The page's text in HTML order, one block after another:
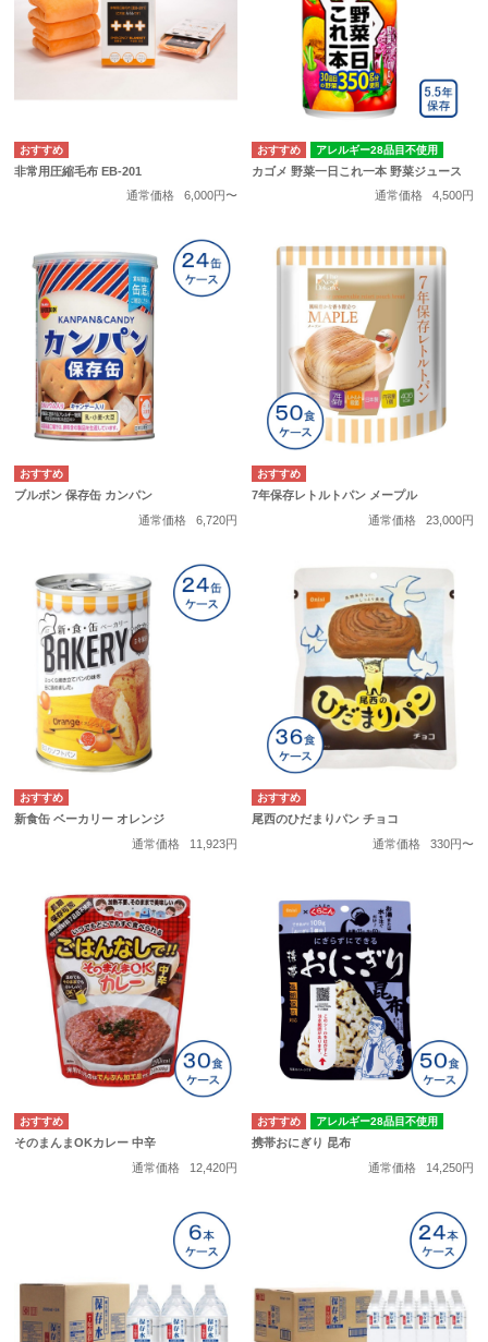
非常用圧縮毛布 EB-201
通常価格
6,000円〜
アレルギー28品目不使用
カゴメ 野菜一日これ一本 野菜ジュース
通常価格
4,500円
ブルボン 保存缶 カンパン
通常価格
6,720円
7年保存レトルトパン メープル
通常価格
23,000円
新食缶 ベーカリー オレンジ
通常価格
11,923円
尾西のひだまりパン チョコ
通常価格
330円〜
そのまんまOKカレー 中辛
通常価格
12,420円
アレルギー28品目不使用
携帯おにぎり 昆布
通常価格
14,250円